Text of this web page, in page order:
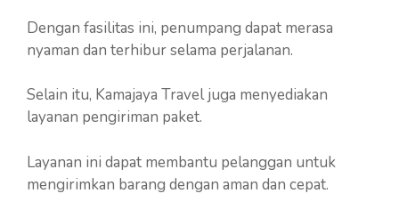
Dengan fasilitas ini, penumpang dapat merasa
nyaman dan terhibur selama perjalanan.
Selain itu, Kamajaya Travel juga menyediakan
layanan pengiriman paket.
Layanan ini dapat membantu pelanggan untuk
mengirimkan barang dengan aman dan cepat.